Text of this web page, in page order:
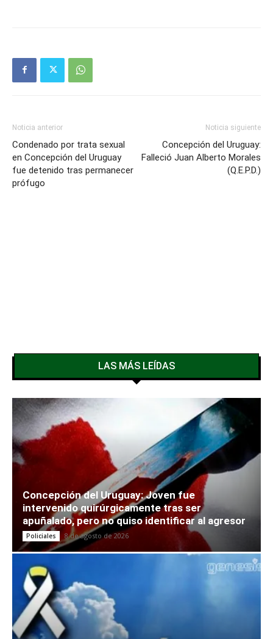
Noticia anterior
Condenado por trata sexual
en Concepción del Uruguay
fue detenido tras permanecer
prófugo
Noticia siguiente
Concepción del Uruguay:
Falleció Juan Alberto Morales
(Q.E.P.D.)
LAS MÁS LEÍDAS
Concepción del Uruguay: Joven fue
intervenido quirúrgicamente tras ser
apuñalado, pero no quiso identificar al agresor
Policiales 8 de agosto de 2026